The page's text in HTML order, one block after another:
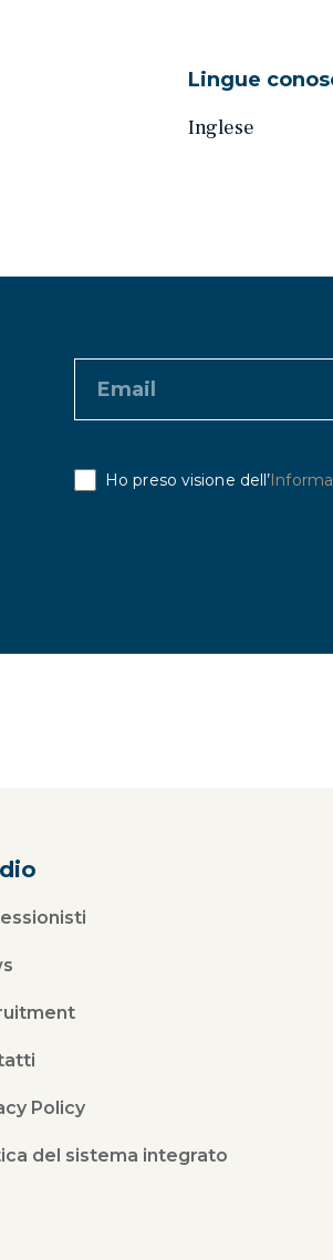
Lingue
Inglese
Ho preso visione dell’
Policy
del sistema integrato